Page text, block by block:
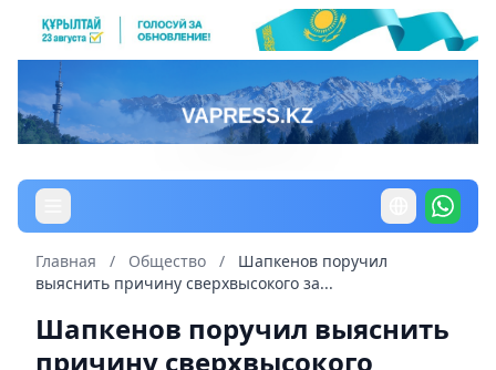
Главная / Общество /
Шапкенов поручил
выяснить причину сверхвысокого за...
Шапкенов поручил выяснить
причину сверхвысокого